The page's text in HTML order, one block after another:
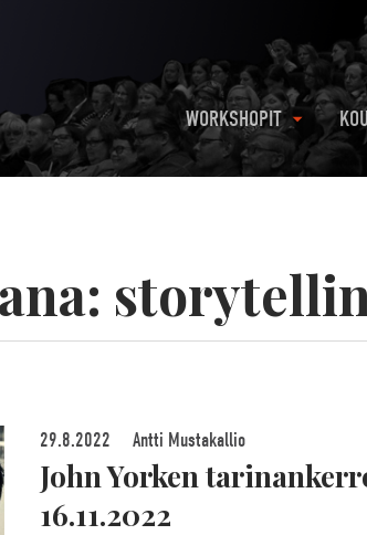
WORKSHOPIT
29.8.2022 Antti Mustakallio
John Yorken
16.11.2022